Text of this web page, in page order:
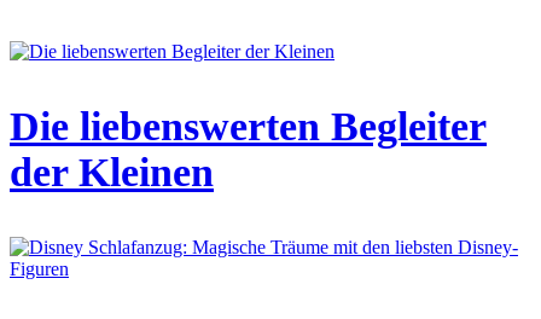
Die liebenswerten Begleiter
der Kleinen